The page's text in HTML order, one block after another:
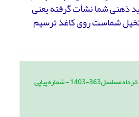
ذهنی شما نشأت گرفته یعنی
شماست روی کاغذ ترسیم
دوره 33، مجله پیام زن خردادمسلسل363-1403 - شماره پیاپی